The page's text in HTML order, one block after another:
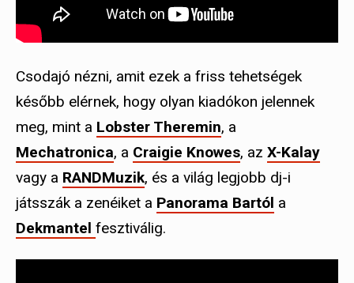
Csodajó nézni, amit ezek a friss tehetségek
később elérnek, hogy olyan kiadókon jelennek
meg, mint a Lobster Theremin, a
Mechatronica, a Craigie Knowes, az X-Kalay
vagy a RANDMuzik, és a világ legjobb dj-i
játsszák a zenéiket a Panorama Bartól a
Dekmantel fesztiválig.